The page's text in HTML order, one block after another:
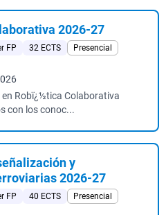
2026-27
FP 32 ECTS
Presencial
en Robï¿½tica Colaborativa
con los conoc...
y
2026-27
FP 40 ECTS
Presencial